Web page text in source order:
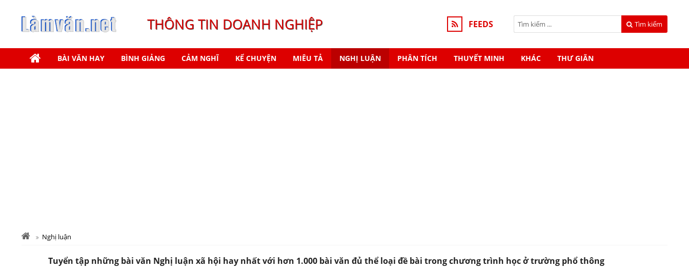
THÔNG TIN DOANH NGHIỆP FEEDS Tìm kiếm
BÀI VĂN HAY BÌNH GIẢNG CẢM NGHĨ KỂ CHUYỆN MIÊU TẢ NGHỊ LUẬN PHÂN TÍCH THUYẾT MINH KHÁC THƯ GIÃN
Nghị luận
Tuyển tập những bài văn Nghị luận xã hội hay nhất với hơn 1.000 bài văn đủ thể loại đề bài trong chương trình học ở trường phổ thông